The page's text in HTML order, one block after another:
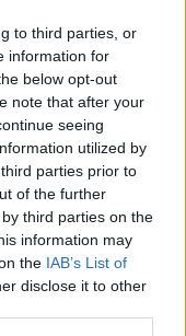
to third parties, or
information for
below opt-out
note that after your
seeing
utilized by
parties prior to
of the further
third parties on the
information may
the IAB’s List of
disclose it to other